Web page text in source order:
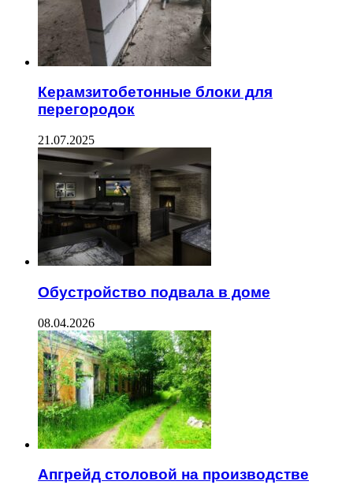
Керамзитобетонные блоки для
перегородок
21.07.2025
Обустройство подвала в доме
08.04.2026
Апгрейд столовой на производстве